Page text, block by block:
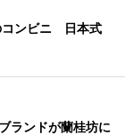
コンビニ 日本式
ランドが蘭桂坊に